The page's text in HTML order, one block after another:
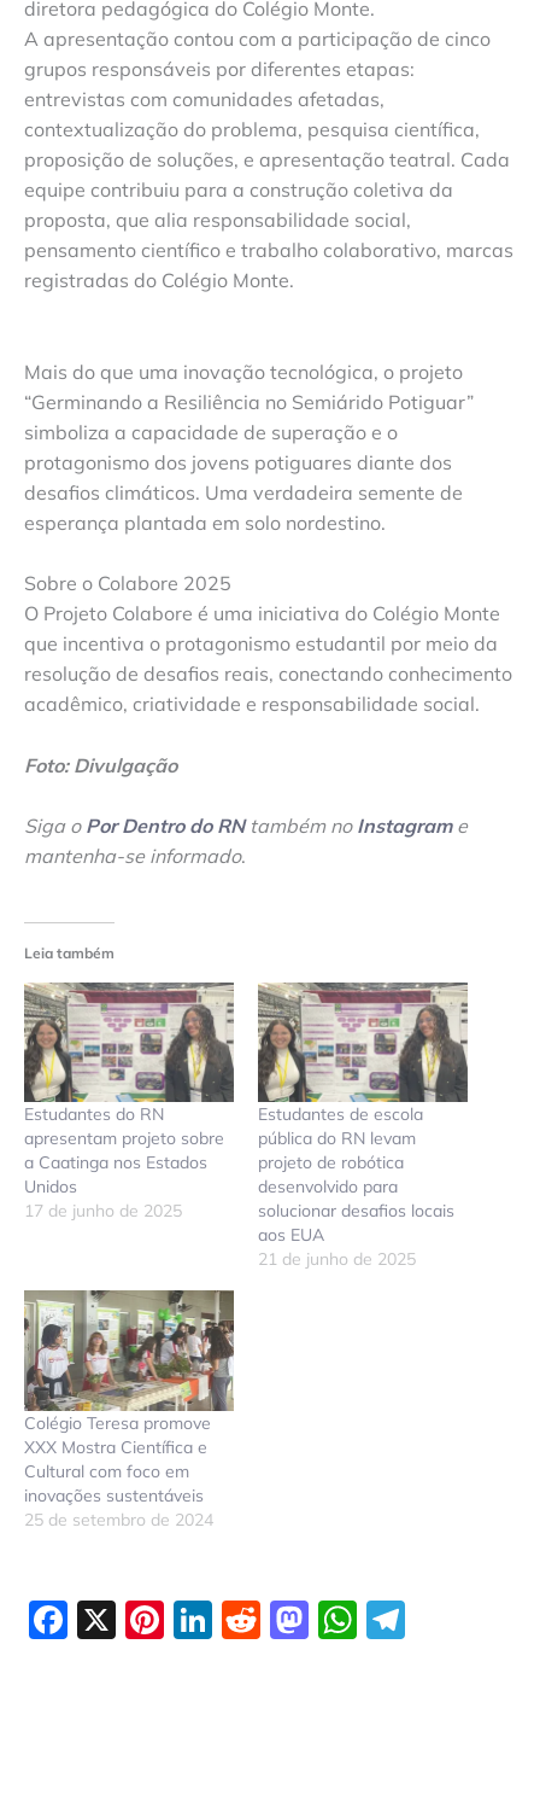
diretora pedagógica do Colégio Monte.
A apresentação contou com a participação de cinco
grupos responsáveis por diferentes etapas:
entrevistas com comunidades afetadas,
contextualização do problema, pesquisa científica,
proposição de soluções, e apresentação teatral. Cada
equipe contribuiu para a construção coletiva da
proposta, que alia responsabilidade social,
pensamento científico e trabalho colaborativo, marcas
registradas do Colégio Monte.
Mais do que uma inovação tecnológica, o projeto
“Germinando a Resiliência no Semiárido Potiguar”
simboliza a capacidade de superação e o
protagonismo dos jovens potiguares diante dos
desafios climáticos. Uma verdadeira semente de
esperança plantada em solo nordestino.
Sobre o Colabore 2025
O Projeto Colabore é uma iniciativa do Colégio Monte
que incentiva o protagonismo estudantil por meio da
resolução de desafios reais, conectando conhecimento
acadêmico, criatividade e responsabilidade social.
Foto: Divulgação
Siga o Por Dentro do RNtambém no Instagrame
mantenha-se informado.
Leia também
Estudantes do RN
apresentam projeto sobre
a Caatinga nos Estados
Unidos
17 de junho de 2025
Estudantes de escola
pública do RN levam
projeto de robótica
desenvolvido para
solucionar desafios locais
aos EUA
21 de junho de 2025
Colégio Teresa promove
XXX Mostra Científica e
Cultural com foco em
inovações sustentáveis
25 de setembro de 2024
Facebook
X Pinterest
LinkedIn
Reddit
Mastodon